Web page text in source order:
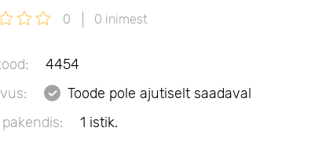
0 0 inimest
4454
Toode pole ajutiselt saadaval
1 istik.